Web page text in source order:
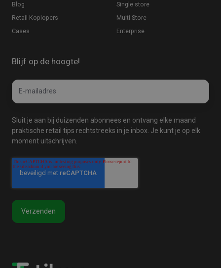
Blog
Retail Koplopers
Cases
Single store
Multi Store
Enterprise
Blijf op de hoogte!
Email
E-
mailadres
Sluit je aan bij duizenden abonnees en ontvang elke maand
praktische retail tips rechtstreeks in je inbox. Je kunt je op elk
moment uitschrijven.